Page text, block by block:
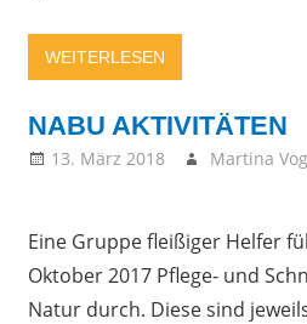
WEITERLESEN
NABU AKTIVITÄTEN
13. März 2018 Martina
Eine Gruppe fleißiger Helfer
Oktober 2017 Pflege- und
Natur durch. Diese sind